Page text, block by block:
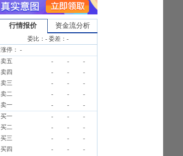
行情报价 资金流分析
委比： -委差： -
涨停： -
卖五
- -
-
卖四
- -
-
卖三
- -
-
卖二
- -
-
卖一
- -
-
买一
- -
-
买二
- -
-
买三
- -
-
买四
- -
-